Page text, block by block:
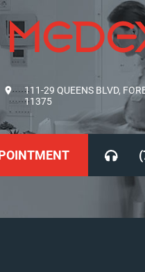
111-29 QUEENS BLVD,
11375